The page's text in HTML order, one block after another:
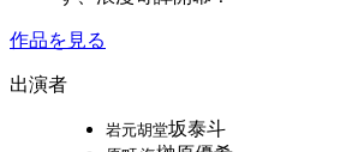
作品を見る
出演者
岩元胡堂坂泰斗